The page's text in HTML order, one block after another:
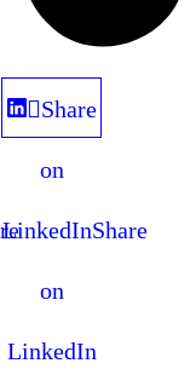
Share
on
LinkedInShare
on
LinkedIn